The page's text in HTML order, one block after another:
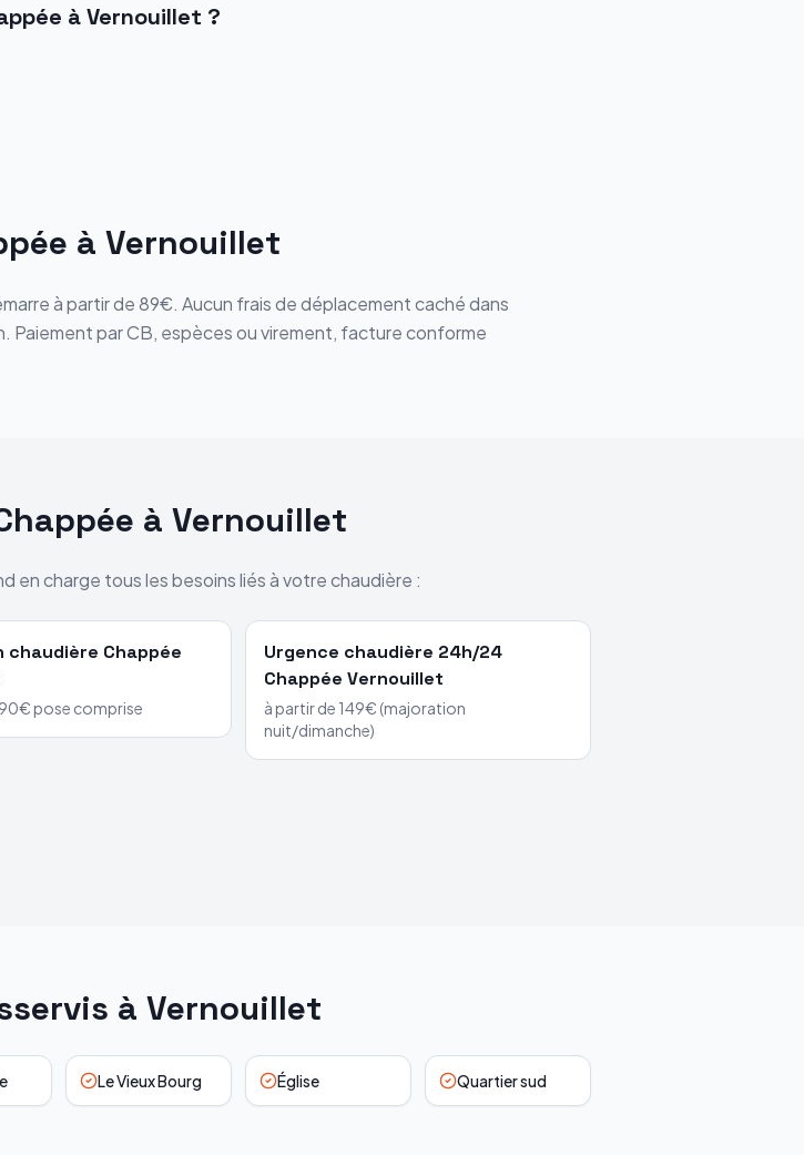
àVernouillet ?
à Vernouillet
à partir de 89€. Aucun frais de déplacement caché dans
Paiement par CB, espèces ou virement, facture conforme
à Vernouillet
en charge tous les besoins liés à votre chaudière :
chaudière Chappée
pose comprise
Urgence chaudière 24h/24
Chappée Vernouillet
à partir de 149€ (majoration
nuit/dimanche)
à Vernouillet
Le Vieux Bourg Église Quartier sud